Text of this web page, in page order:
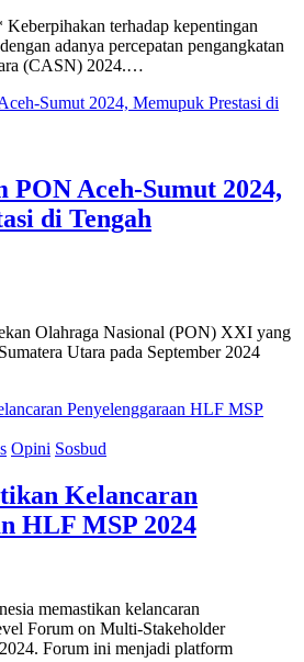
terhadap kepentingan
adanya percepatan pengangkatan
(CASN) 2024.…
PON Aceh-Sumut 2024,
di Tengah
Olahraga Nasional (PON) XXI yang
Utara pada September 2024
Opini Sosbud
Kelancaran
HLF MSP 2024
memastikan kelancaran
Forum on Multi-Stakeholder
Forum ini menjadi platform